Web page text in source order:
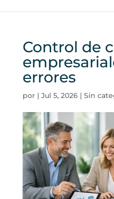
Control de
errores
por | Jul 5, 2026| Sin